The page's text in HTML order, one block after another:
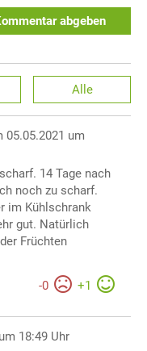
abgeben
Alle
05.05.2021 um
14 Tage nach
noch zu scharf.
im Kühlschrank
gut. Natürlich
Früchten
-0 +1
18:49 Uhr